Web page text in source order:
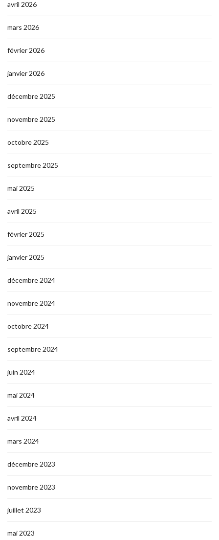
avril 2026
mars 2026
février 2026
janvier 2026
décembre 2025
novembre 2025
octobre 2025
septembre 2025
mai 2025
avril 2025
février 2025
janvier 2025
décembre 2024
novembre 2024
octobre 2024
septembre 2024
juin 2024
mai 2024
avril 2024
mars 2024
décembre 2023
novembre 2023
juillet 2023
mai 2023